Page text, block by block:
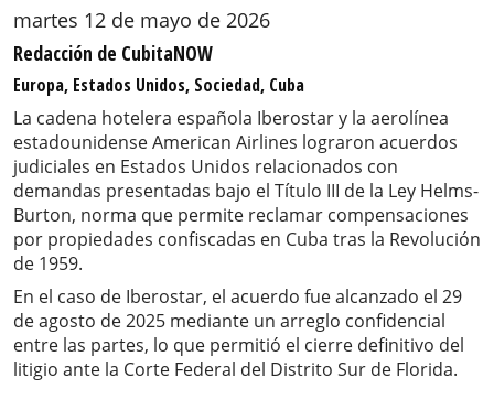
martes 12 de mayo de 2026
Redacción de CubitaNOW
Europa, Estados Unidos, Sociedad, Cuba
La cadena hotelera española Iberostar y la aerolínea
estadounidense American Airlines lograron acuerdos
judiciales en Estados Unidos relacionados con
demandas presentadas bajo el Título III de la Ley Helms-
Burton, norma que permite reclamar compensaciones
por propiedades confiscadas en Cuba tras la Revolución
de 1959.
En el caso de Iberostar, el acuerdo fue alcanzado el 29
de agosto de 2025 mediante un arreglo confidencial
entre las partes, lo que permitió el cierre definitivo del
litigio ante la Corte Federal del Distrito Sur de Florida.